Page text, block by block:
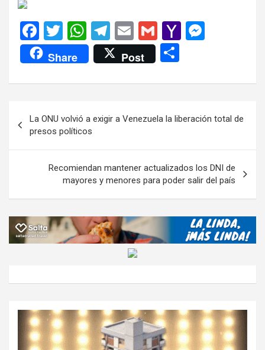
F
a
ce
b
o
k
T
wi
tt
er
W
h
at
s
p
p
T
el
e
gr
m
E
m
ail
G
m
ail
Y
o
M
ail
n
er
Share Post
m
ar
tir
de
entradas
La ONU volvió a exigir a Venezuela la liberación total de
presos políticos
Recomiendan mantener actualizados los DNI de
mayores y menores para poder salir del país